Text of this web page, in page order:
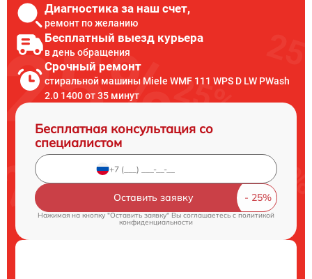
Диагностика за наш счет,
ремонт по желанию
Бесплатный выезд курьера
в день обращения
Срочный ремонт
стиральной машины Miele WMF 111 WPS D LW PWash
2.0 1400 от 35 минут
Бесплатная консультация со
специалистом
Оставить заявку
Нажимая на кнопку "Оставить заявку" Вы соглашаетесь cполитикой
конфиденциальности